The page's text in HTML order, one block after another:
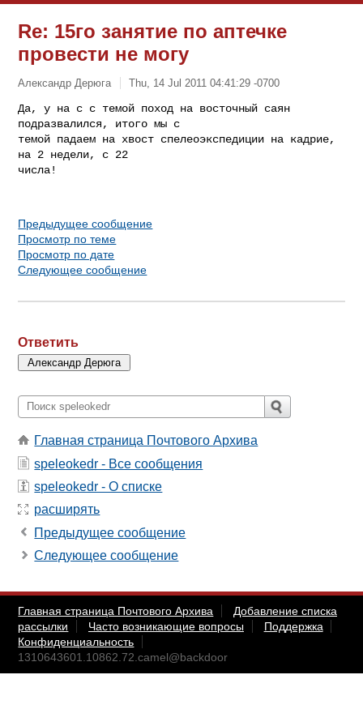
Re: 15го занятие по аптечке
провести не могу
Александр Дерюга Thu, 14 Jul 2011 04:41:29 -0700
Да, у на с с темой поход на восточный саян
подразвалился, итого мы с
темой падаем на хвост спелеоэкспедиции на кадрие,
на 2 недели, с 22
числа!
Предыдущее сообщение
Просмотр по теме
Просмотр по дате
Следующее сообщение
Ответить
Главная страница Почтового Архива
speleokedr - Все сообщения
speleokedr - О списке
расширять
Предыдущее сообщение
Следующее сообщение
Главная страница Почтового Архива
Добавление списка
рассылки
Часто возникающие вопросы
Поддержка
Конфиденциальность
1310643601.10862.72.camel@backdoor